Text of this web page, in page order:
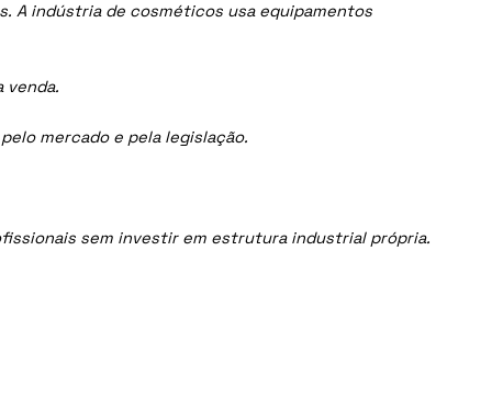
A indústria de cosméticos usa equipamentos
venda.
mercado e pela legislação.
sem investir em estrutura industrial própria.